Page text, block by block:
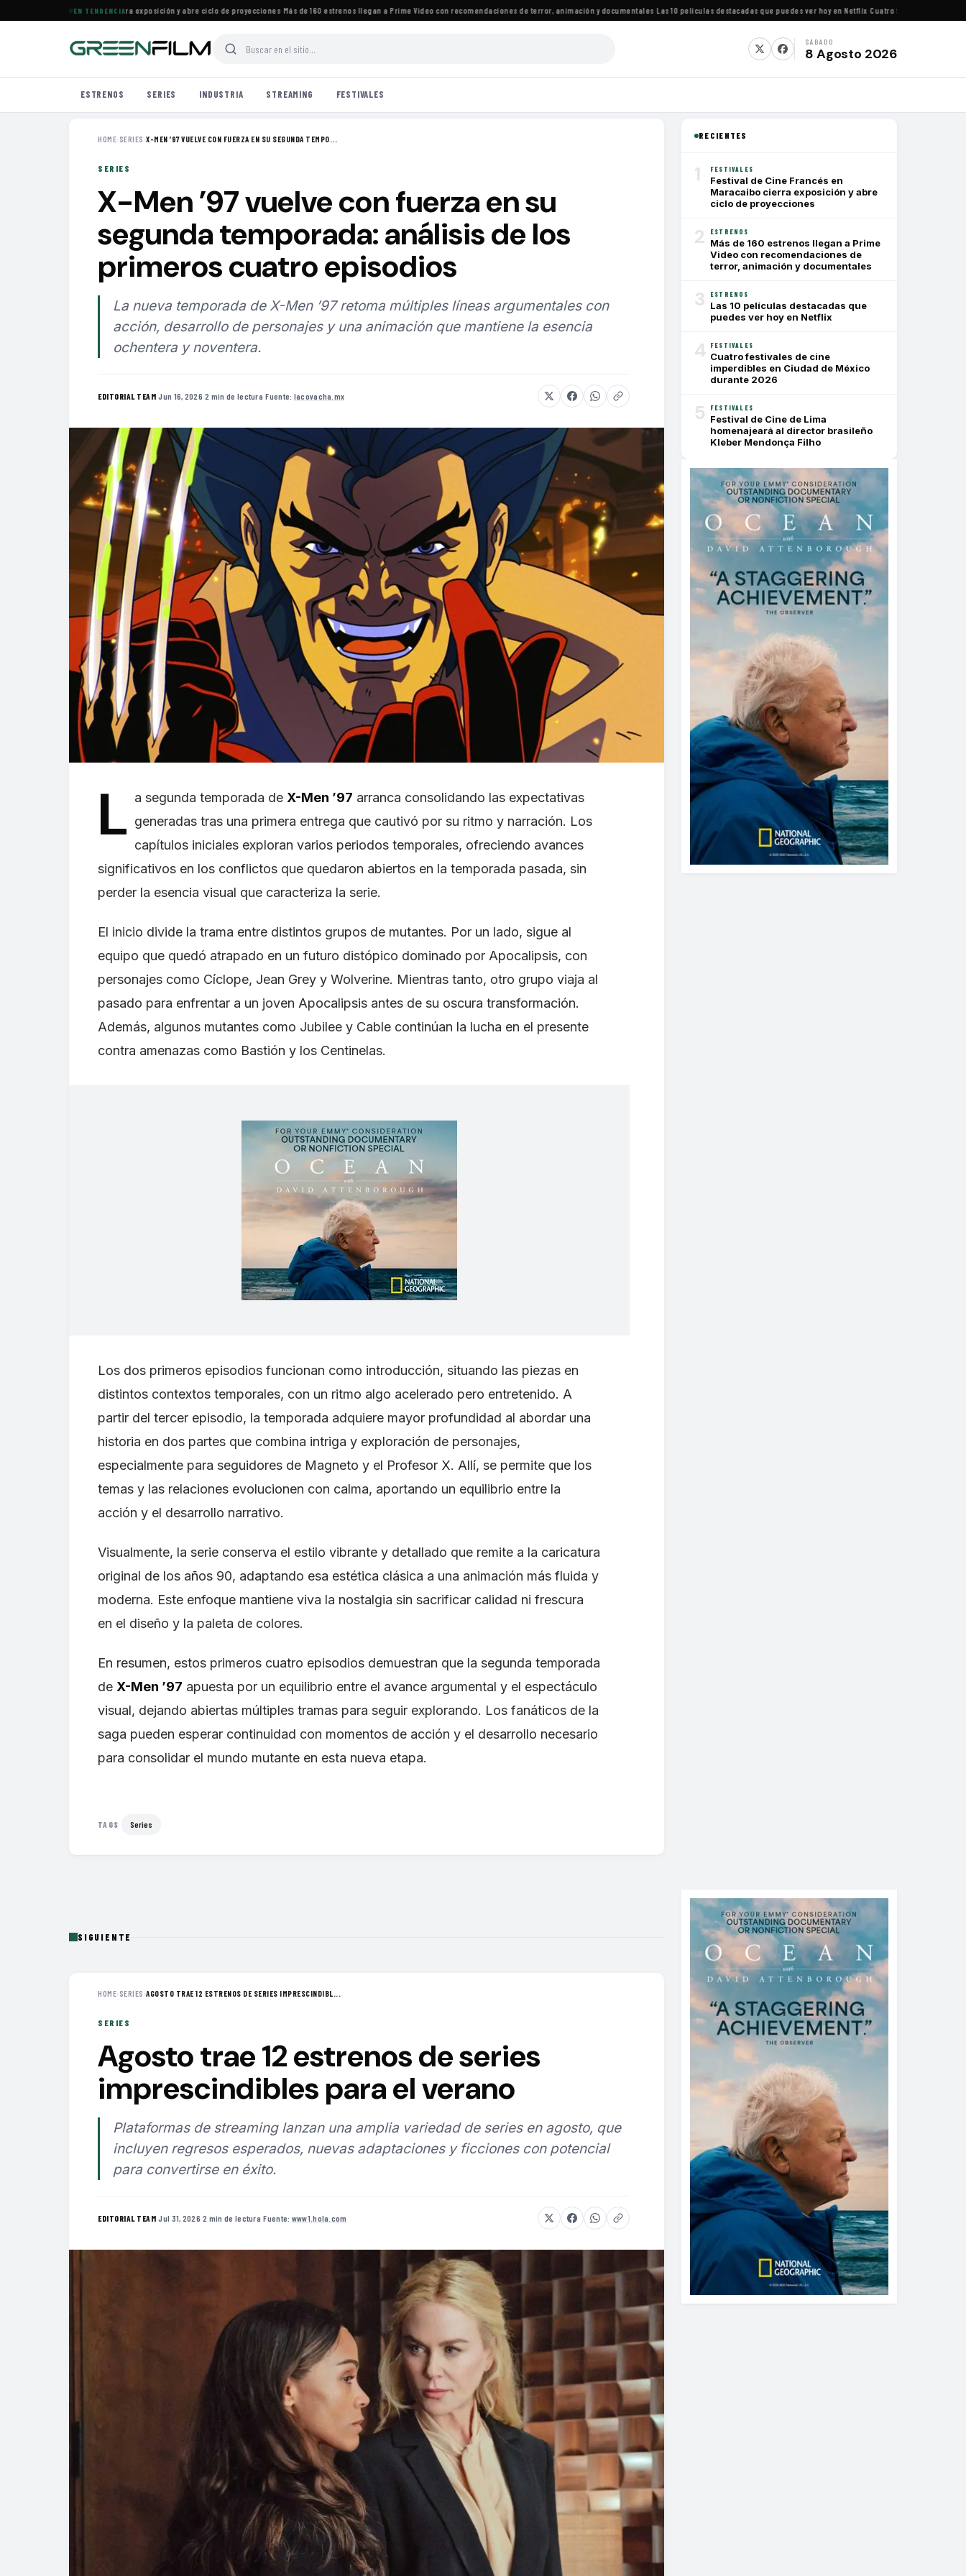
EN TENDENCIA
Francés en Maracaibo cierra exposición y abre ciclo de proyecciones·Más de 160 estrenos llegan a Prime Video con recomendaciones de terror, animación y documentales·Las 10 películas destacadas que puedes ver hoy en Netflix·Cuatro festivales de cine
SÁBADO
8 Agosto 2026
ESTRENOS SERIES INDUSTRIA STREAMING FESTIVALES
HOME› SERIES ›X-MEN ’97 VUELVE CON FUERZA EN SU SEGUNDA TEMPO...
SERIES
X-Men ’97 vuelve con fuerza en su
segunda temporada: análisis de los
primeros cuatro episodios
La nueva temporada de X-Men ’97 retoma múltiples líneas argumentales con
acción, desarrollo de personajes y una animación que mantiene la esencia
ochentera y noventera.
EDITORIAL TEAM·Jun 16, 2026·2 min de lectura·Fuente: lacovacha.mx
L a segunda temporada de X-Men ’97 arranca consolidando las expectativas
generadas tras una primera entrega que cautivó por su ritmo y narración. Los
capítulos iniciales exploran varios periodos temporales, ofreciendo avances
significativos en los conflictos que quedaron abiertos en la temporada pasada, sin
perder la esencia visual que caracteriza la serie.
El inicio divide la trama entre distintos grupos de mutantes. Por un lado, sigue al
equipo que quedó atrapado en un futuro distópico dominado por Apocalipsis, con
personajes como Cíclope, Jean Grey y Wolverine. Mientras tanto, otro grupo viaja al
pasado para enfrentar a un joven Apocalipsis antes de su oscura transformación.
Además, algunos mutantes como Jubilee y Cable continúan la lucha en el presente
contra amenazas como Bastión y los Centinelas.
Los dos primeros episodios funcionan como introducción, situando las piezas en
distintos contextos temporales, con un ritmo algo acelerado pero entretenido. A
partir del tercer episodio, la temporada adquiere mayor profundidad al abordar una
historia en dos partes que combina intriga y exploración de personajes,
especialmente para seguidores de Magneto y el Profesor X. Allí, se permite que los
temas y las relaciones evolucionen con calma, aportando un equilibrio entre la
acción y el desarrollo narrativo.
Visualmente, la serie conserva el estilo vibrante y detallado que remite a la caricatura
original de los años 90, adaptando esa estética clásica a una animación más fluida y
moderna. Este enfoque mantiene viva la nostalgia sin sacrificar calidad ni frescura
en el diseño y la paleta de colores.
En resumen, estos primeros cuatro episodios demuestran que la segunda temporada
de X-Men ’97 apuesta por un equilibrio entre el avance argumental y el espectáculo
visual, dejando abiertas múltiples tramas para seguir explorando. Los fanáticos de la
saga pueden esperar continuidad con momentos de acción y el desarrollo necesario
para consolidar el mundo mutante en esta nueva etapa.
TAGS Series
RECIENTES
1 FESTIVALES
Festival de Cine Francés en
Maracaibo cierra exposición y abre
ciclo de proyecciones
2 ESTRENOS
Más de 160 estrenos llegan a Prime
Video con recomendaciones de
terror, animación y documentales
3 ESTRENOS
Las 10 películas destacadas que
puedes ver hoy en Netflix
4 FESTIVALES
Cuatro festivales de cine
imperdibles en Ciudad de México
durante 2026
5 FESTIVALES
Festival de Cine de Lima
homenajeará al director brasileño
Kleber Mendonça Filho
SIGUIENTE
HOME› SERIES ›AGOSTO TRAE 12 ESTRENOS DE SERIES IMPRESCINDIBL...
SERIES
Agosto trae 12 estrenos de series
imprescindibles para el verano
Plataformas de streaming lanzan una amplia variedad de series en agosto, que
incluyen regresos esperados, nuevas adaptaciones y ficciones con potencial
para convertirse en éxito.
EDITORIAL TEAM·Jul 31, 2026·2 min de lectura·Fuente: www1.hola.com